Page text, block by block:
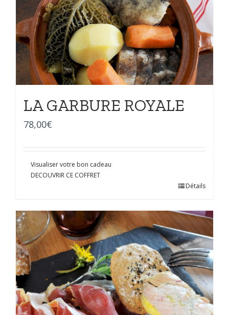
LA GARBURE ROYALE
78,00€
Visualiser votre bon cadeau
DECOUVRIR CE COFFRET
Détails